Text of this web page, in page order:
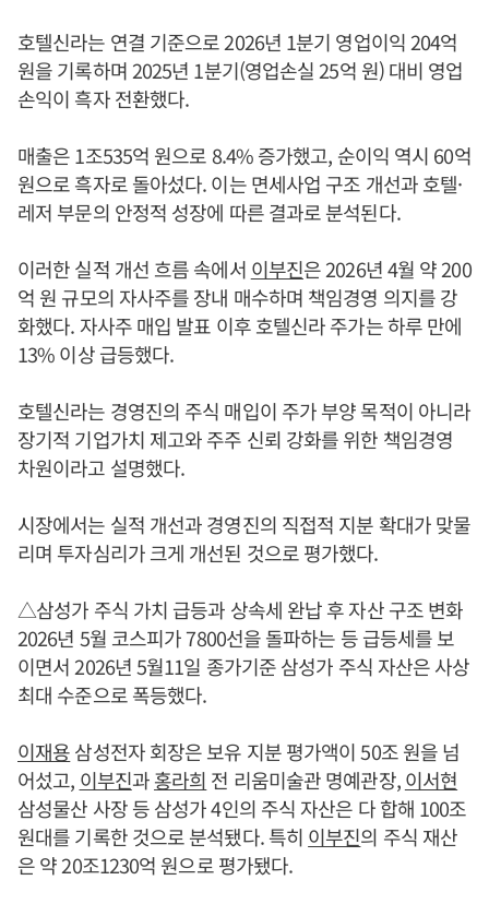
호텔신라는 연결 기준으로 2026년 1분기 영업이익 204억
원을 기록하며 2025년 1분기(영업손실 25억 원) 대비 영업
손익이 흑자 전환했다.
매출은 1조535억 원으로 8.4% 증가했고, 순이익 역시 60억
원으로 흑자로 돌아섰다. 이는 면세사업 구조 개선과 호텔·
레저 부문의 안정적 성장에 따른 결과로 분석된다.
이러한 실적 개선 흐름 속에서 이부진은 2026년 4월 약 200
억 원 규모의 자사주를 장내 매수하며 책임경영 의지를 강
화했다. 자사주 매입 발표 이후 호텔신라 주가는 하루 만에
13% 이상 급등했다.
호텔신라는 경영진의 주식 매입이 주가 부양 목적이 아니라
장기적 기업가치 제고와 주주 신뢰 강화를 위한 책임경영
차원이라고 설명했다.
시장에서는 실적 개선과 경영진의 직접적 지분 확대가 맞물
리며 투자심리가 크게 개선된 것으로 평가했다.
△삼성가 주식 가치 급등과 상속세 완납 후 자산 구조 변화
2026년 5월 코스피가 7800선을 돌파하는 등 급등세를 보
이면서 2026년 5월11일 종가기준 삼성가 주식 자산은 사상
최대 수준으로 폭등했다.
이재용삼성전자 회장은 보유 지분 평가액이 50조 원을 넘
어섰고, 이부진과홍라희 전 리움미술관 명예관장,이서현
삼성물산 사장 등 삼성가 4인의 주식 자산은 다 합해 100조
원대를 기록한 것으로 분석됐다. 특히 이부진의 주식 재산
은 약 20조1230억 원으로 평가됐다.